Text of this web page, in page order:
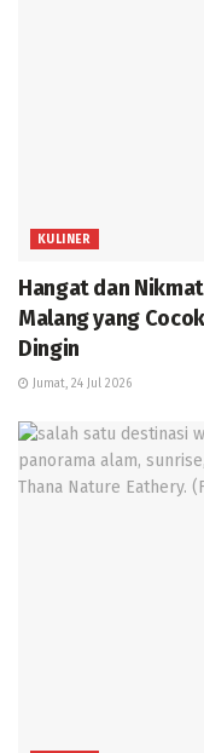
KULINER
Hangat dan
Malang yang
Dingin
Jumat, 24 Jul 2026